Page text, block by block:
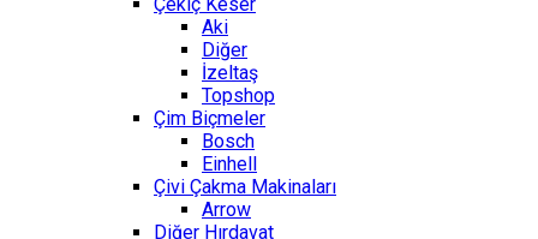
Aki
Diğer
İzeltaş
Topshop
Çim Biçmeler
Bosch
Einhell
Çivi Çakma Makinaları
Arrow
Diğer Hırdavat